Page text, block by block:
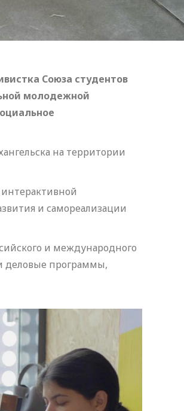
Союза студентов
молодежной
на территории
и самореализации
и международного
деловые программы,